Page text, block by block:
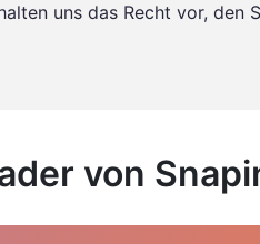
uns das Recht vor, den
von